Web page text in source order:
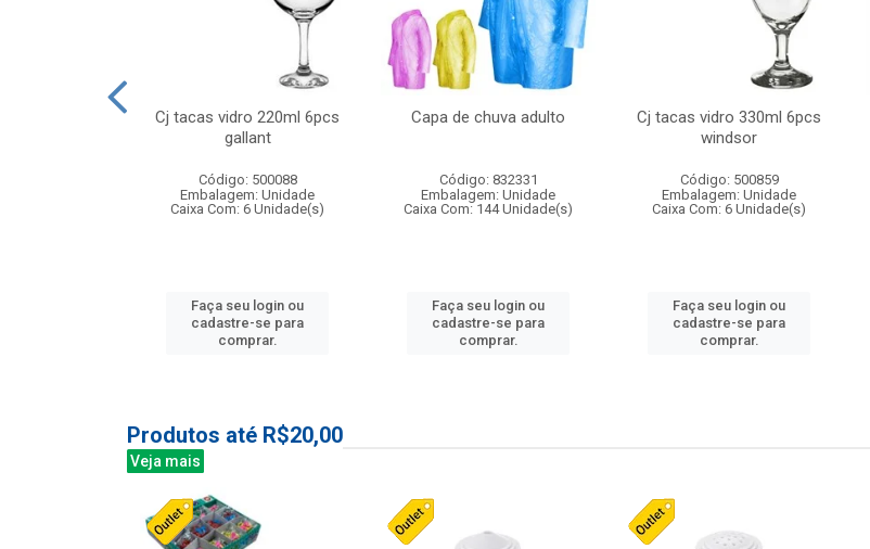
Cj tacas vidro 220ml 6pcs
gallant
Código: 500088
Embalagem: Unidade
Caixa Com: 6 Unidade(s)
Faça seu login ou
cadastre-se para
comprar.
Capa de chuva adulto
Código: 832331
Embalagem: Unidade
Caixa Com: 144 Unidade(s)
Faça seu login ou
cadastre-se para
comprar.
Cj tacas vidro 330ml 6pcs
windsor
Código: 500859
Embalagem: Unidade
Caixa Com: 6 Unidade(s)
Faça seu login ou
cadastre-se para
comprar.
Produtos até R$20,00
Veja mais